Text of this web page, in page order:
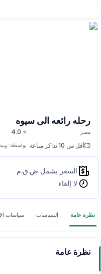
رحله رائعه الى سيوه
⭐ 4.0
أقل من 10 تذاكر مباعة
بواسطة:
مصر
السعر يشمل ض.ق.م
لا إلغاء
نظرة عامة السياسات سياسات
نظرة عامة